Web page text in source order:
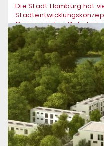
Die Stadt Hamburg hat
Ganzen und im Detail
zu einem so
Baufeld entstanden 115
Tiefgarage.